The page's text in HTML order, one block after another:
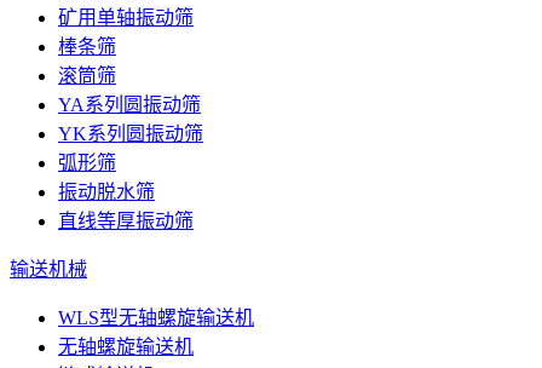
矿用单轴振动筛
棒条筛
滚筒筛
YA系列圆振动筛
YK系列圆振动筛
弧形筛
振动脱水筛
直线等厚振动筛
输送机械
WLS型无轴螺旋输送机
无轴螺旋输送机